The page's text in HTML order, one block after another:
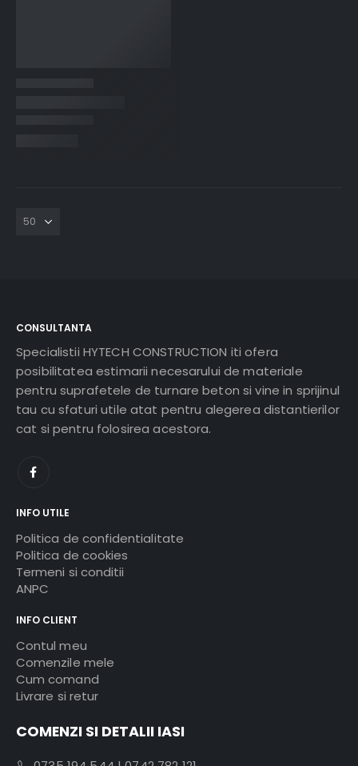
CONSULTANTA
Specialistii HYTECH CONSTRUCTION iti ofera
posibilitatea estimarii necesarului de materiale
pentru suprafetele de turnare beton si vine in sprijinul
tau cu sfaturi utile atat pentru alegerea distantierilor
cat si pentru folosirea acestora.
INFO UTILE
Politica de confidentialitate
Politica de cookies
Termeni si conditii
ANPC
INFO CLIENT
Contul meu
Comenzile mele
Cum comand
Livrare si retur
COMENZI SI DETALII IASI